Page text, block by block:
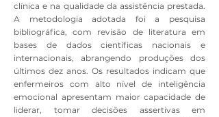
clínica e na qualidade da assistência prestada.
A metodologia adotada foi a pesquisa
bibliográfica, com revisão de literatura em
bases de dados científicas nacionais e
internacionais, abrangendo produções dos
últimos dez anos. Os resultados indicam que
enfermeiros com alto nível de inteligência
emocional apresentam maior capacidade de
liderar, tomar decisões assertivas em